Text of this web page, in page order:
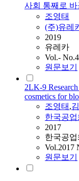
사회 통째로
조영태
(주)유레
2019
유레카
Vol.-
원문보기
2LK-9
cosmetics for
조영태 ,
한국공업
2017
한국공
Vol.2017
원문보기